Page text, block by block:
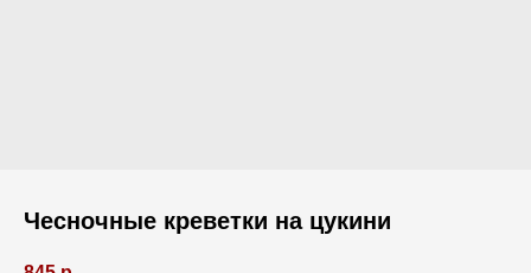
Чесночные креветки на цукини